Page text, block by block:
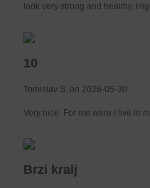
look very strong and healthy.
10
Tomislav S. on 2026-05-30
Very nice. For me were i live in
Brzi kralj